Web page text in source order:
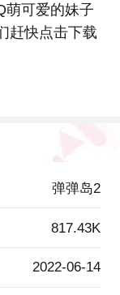
萌可爱的妹子
赶快点击下载
弹弹岛2
817.43K
2022-06-14